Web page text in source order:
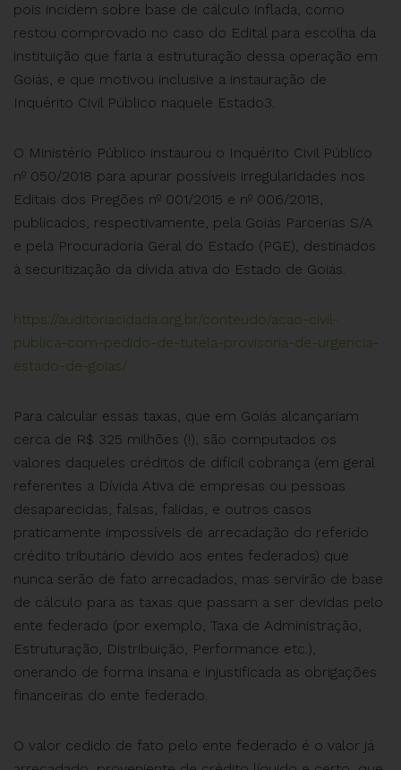
pois incidem sobre base de cálculo inflada, como
restou comprovado no caso do Edital para escolha da
instituição que faria a estruturação dessa operação em
Goiás, e que motivou inclusive a instauração de
Inquérito Civil Público naquele Estado3.
O Ministério Público instaurou o Inquérito Civil Público
nº 050/2018 para apurar possíveis irregularidades nos
Editais dos Pregões nº 001/2015 e nº 006/2018,
publicados, respectivamente, pela Goiás Parcerias S/A
e pela Procuradoria Geral do Estado (PGE), destinados
à securitização da dívida ativa do Estado de Goiás.
https://auditoriacidada.org.br/conteudo/acao-civil-
publica-com-pedido-de-tutela-provisoria-de-urgencia-
estado-de-goias/
Para calcular essas taxas, que em Goiás alcançariam
cerca de R$ 325 milhões (!), são computados os
valores daqueles créditos de difícil cobrança (em geral
referentes a Dívida Ativa de empresas ou pessoas
desaparecidas, falsas, falidas, e outros casos
praticamente impossíveis de arrecadação do referido
crédito tributário devido aos entes federados) que
nunca serão de fato arrecadados, mas servirão de base
de cálculo para as taxas que passam a ser devidas pelo
ente federado (por exemplo, Taxa de Administração,
Estruturação, Distribuição, Performance etc.),
onerando de forma insana e injustificada as obrigações
financeiras do ente federado.
O valor cedido de fato pelo ente federado é o valor já